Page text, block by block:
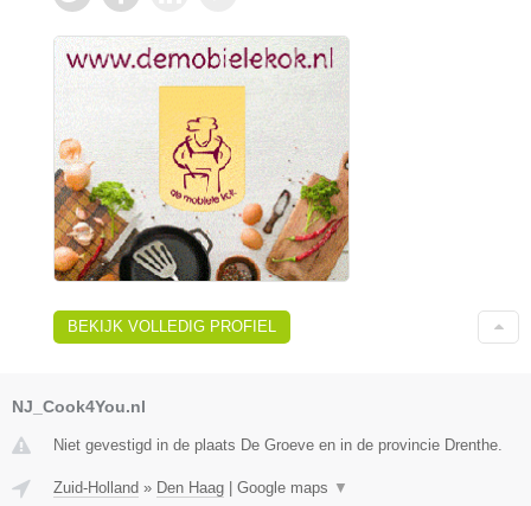
BEKIJK VOLLEDIG PROFIEL
NJ_Cook4You.nl
Niet gevestigd in de plaats De Groeve en in de provincie Drenthe.
Zuid-Holland » Den Haag Google maps ▼